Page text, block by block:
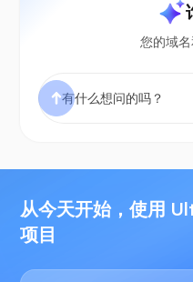
您的域名
从今天开始，使用
项目